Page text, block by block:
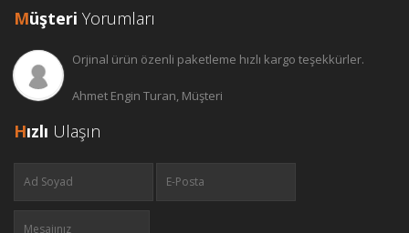
Müşteri Yorumları
Orjinal ürün özenli paketleme hızlı kargo teşekkürler.
Ahmet Engin Turan, Müşteri
Hızlı Ulaşın